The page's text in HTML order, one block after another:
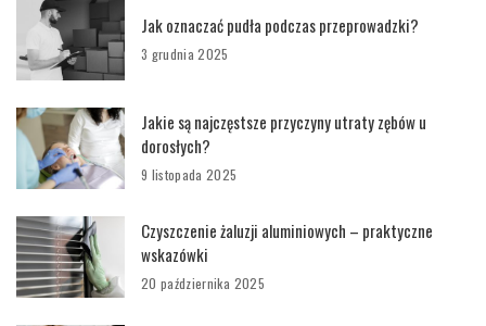
Jak oznaczać pudła podczas przeprowadzki?
3 grudnia 2025
Jakie są najczęstsze przyczyny utraty zębów u
dorosłych?
9 listopada 2025
Czyszczenie żaluzji aluminiowych – praktyczne
wskazówki
20 października 2025